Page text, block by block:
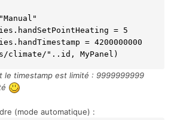
= 5
= 4200000000
climate/"..id, MyPanel)
le timestamp est limité : 9999999999
(mode automatique) :